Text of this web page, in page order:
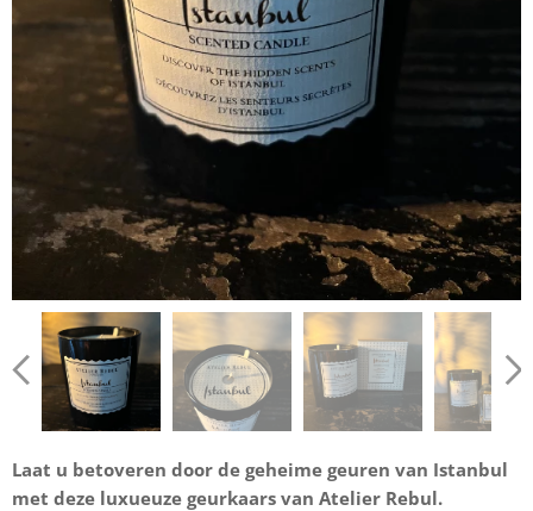
Laat u betoveren door de geheime geuren van Istanbul
met deze luxueuze geurkaars van Atelier Rebul.